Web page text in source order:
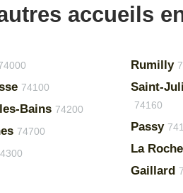
accueils
74100
Bains 74200
74700
Rumilly
Saint-
74160
Passy
La
Gaillard